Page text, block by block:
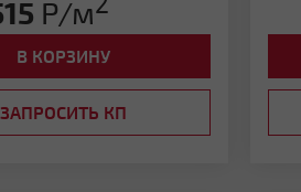
Р/м
В КОРЗИНУ
ЗАПРОСИТЬ КП